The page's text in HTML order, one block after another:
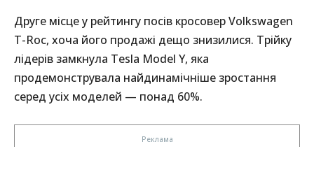
Друге місце у рейтингу посів кросовер Volkswagen
T-Roc, хоча його продажі дещо знизилися. Трійку
лідерів замкнула Tesla Model Y, яка
продемонструвала найдинамічніше зростання
серед усіх моделей — понад 60%.